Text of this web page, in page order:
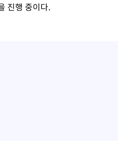
진행 중이다.